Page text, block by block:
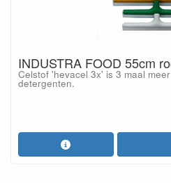
INDUSTRA FOOD 55cm
Celstof 'hevacel 3x' is 3 maal
detergenten.